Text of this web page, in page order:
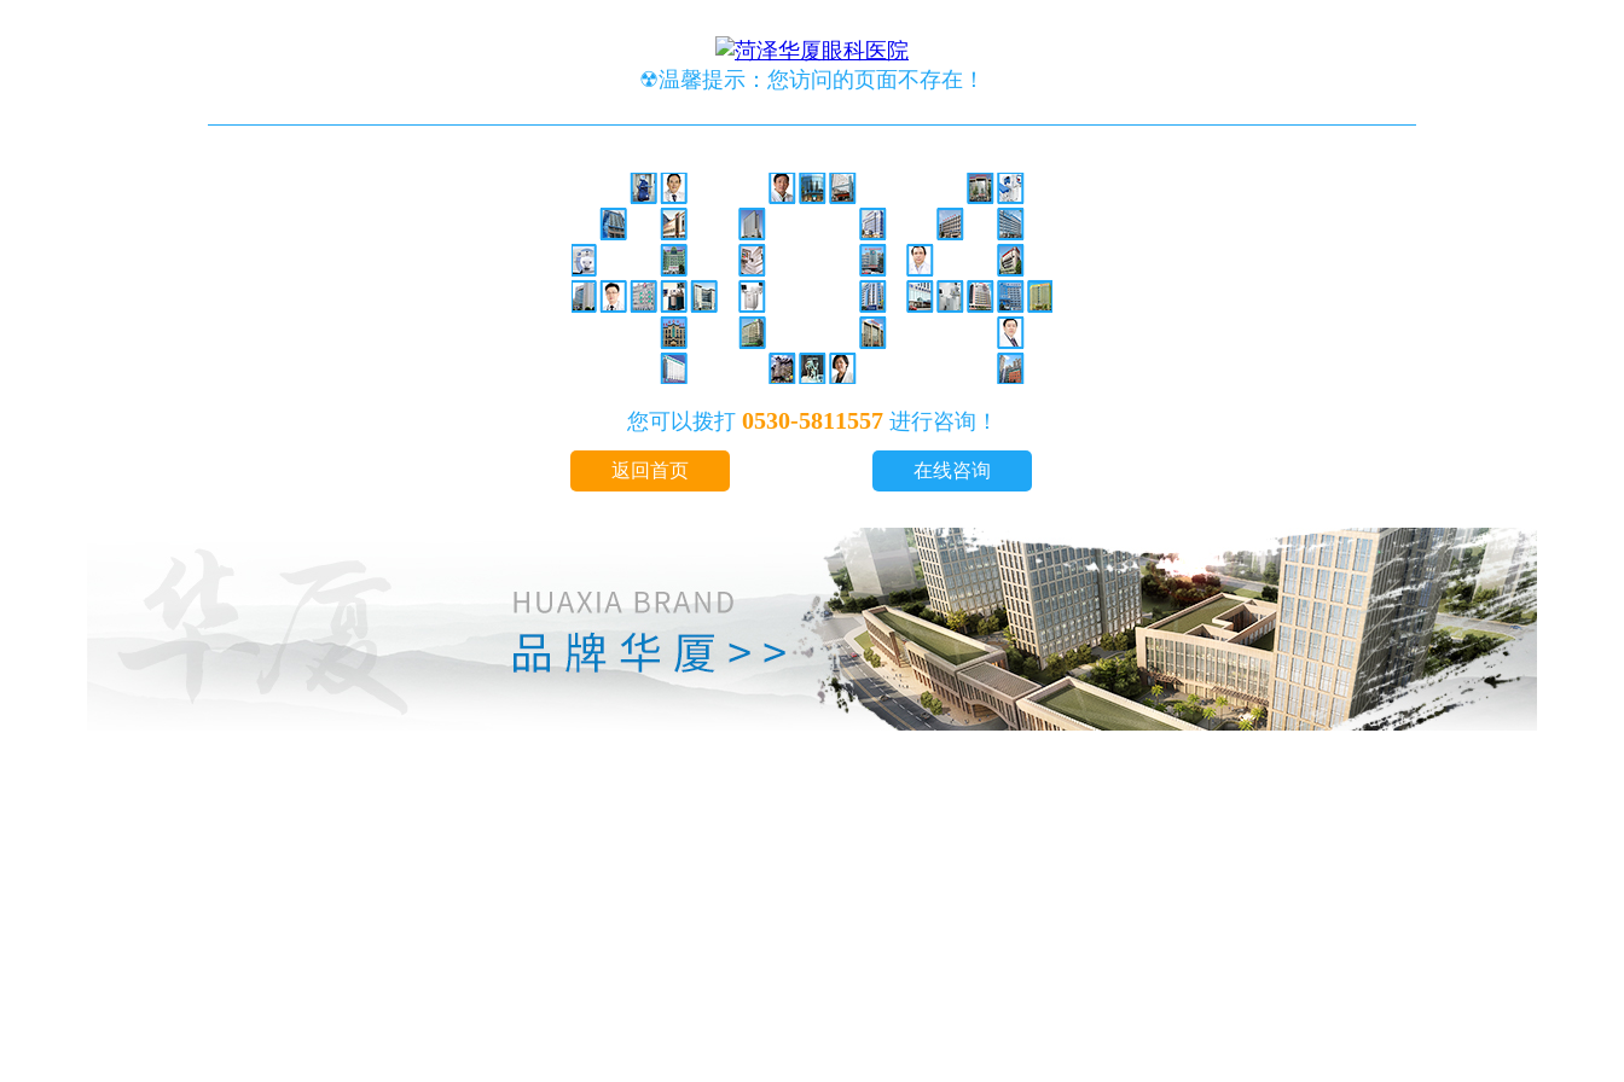
☢温馨提示：您访问的页面不存在！
您可以拨打 0530-5811557进行咨询！
返回首页 在线咨询